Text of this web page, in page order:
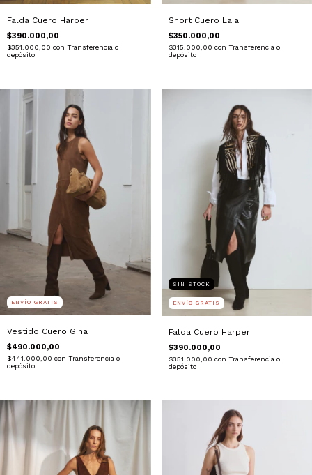
Falda Cuero Harper
$390.000,00
$351.000,00 con Transferencia o
depósito
Short Cuero Laia
$350.000,00
$315.000,00 con Transferencia o
depósito
ENVÍO GRATIS
Vestido Cuero Gina
$490.000,00
$441.000,00 con Transferencia o
depósito
SIN STOCK
ENVÍO GRATIS
Falda Cuero Harper
$390.000,00
$351.000,00 con Transferencia o
depósito